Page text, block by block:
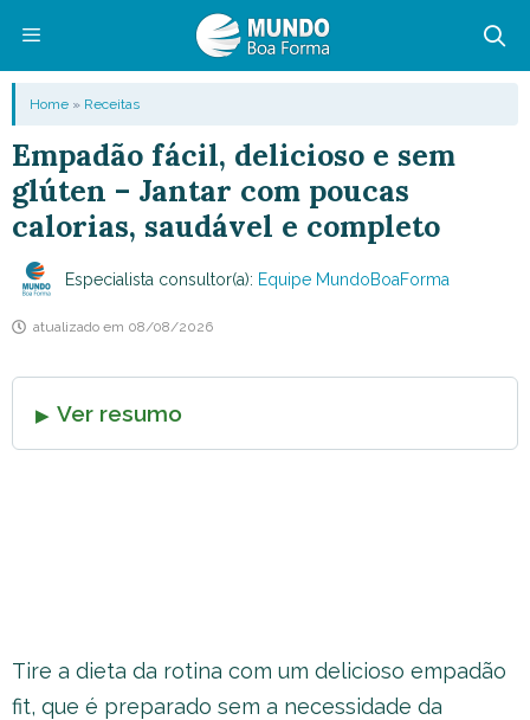
conteúdo
Menu
Home » Receitas
Empadão fácil, delicioso e sem
glúten – Jantar com poucas
calorias, saudável e completo
Especialista consultor(a): Equipe MundoBoaForma
atualizado em 08/08/2026
Ver resumo
Tire a dieta da rotina com um delicioso empadão
fit, que é preparado sem a necessidade da